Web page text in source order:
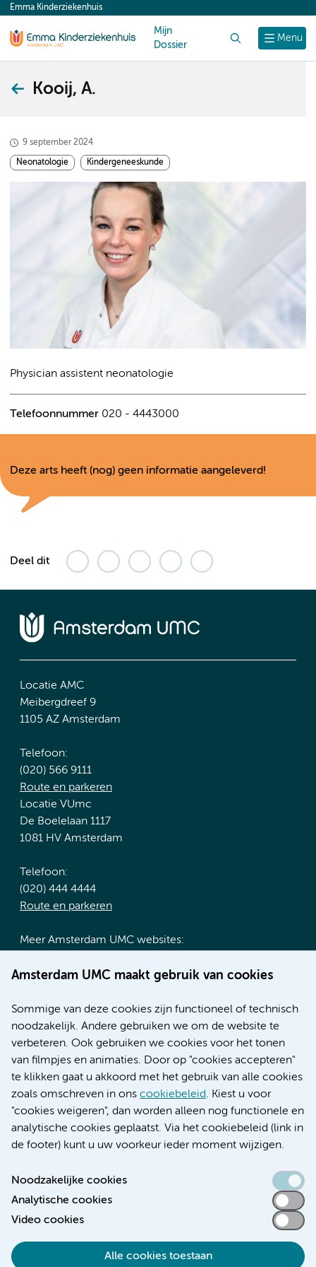
content
Menu
Emma Kinderziekenhuis
Mijn
Dossier
Kooij, A.
9 september 2024
Neonatologie Kindergeneeskunde
Physician assistent neonatologie
Telefoonnummer 020 - 4443000
Deze arts heeft (nog) geen informatie aangeleverd!
Deel dit
Amsterdam UMC maakt gebruik van cookies
Sommige van deze cookies zijn functioneel of technisch
noodzakelijk. Andere gebruiken we om de website te
verbeteren. Ook gebruiken we cookies voor het tonen
van filmpjes en animaties. Door op "cookies accepteren"
te klikken gaat u akkoord met het gebruik van alle cookies
zoals omschreven in ons cookiebeleid. Kiest u voor
"cookies weigeren", dan worden alleen nog functionele en
analytische cookies geplaatst. Via het cookiebeleid (link in
de footer) kunt u uw voorkeur ieder moment wijzigen.
Noodzakelijke cookies
Analytische cookies
Video cookies
Alle cookies toestaan
Locatie AMC
Meibergdreef 9
1105 AZ Amsterdam
Telefoon:
(020) 566 9111
Route en parkeren
Locatie VUmc
De Boelelaan 1117
1081 HV Amsterdam
Telefoon:
(020) 444 4444
Route en parkeren
Meer Amsterdam UMC websites:
Werken bij Amsterdam UMC
Nieuws
Research
Educatie locatie AMC
Educatie locatie VUmc
Toegankelijkheidsverklaring
Responsible disclosure
Algemene privacyverklaring